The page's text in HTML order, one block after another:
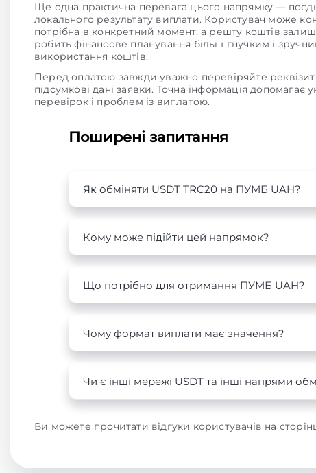
Ще одна практична перевага цього напрямку —
локального результату виплати. Користувач може
потрібна в конкретний момент, а решту коштів
робить фінансове планування більш гнучким і
використання коштів.
Перед оплатою завжди уважно перевіряйте
підсумкові дані заявки. Точна інформація допомагає
перевірок і проблем із виплатою.
Поширені запитання
Як обміняти USDT TRC20 на ПУМБ UAH?
Кому може підійти цей напрямок?
Що потрібно для отримання ПУМБ UAH?
Чому формат виплати має значення?
Чи є інші мережі USDT та інші напрями
Ви можете прочитати відгуки користувачів на